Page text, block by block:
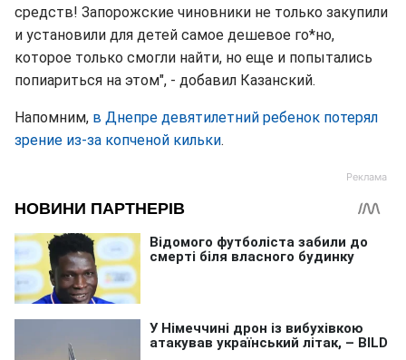
средств! Запорожские чиновники не только закупили
и установили для детей самое дешевое го*но,
которое только смогли найти, но еще и попытались
попиариться на этом", - добавил Казанский.
Напомним, в Днепре девятилетний ребенок потерял
зрение из-за копченой кильки.